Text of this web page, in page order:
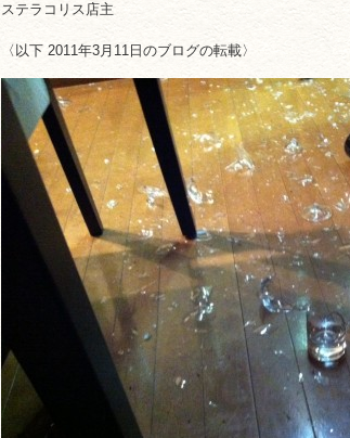
ステラコリス店主
〈以下 2011年3月11日のブログの転載〉